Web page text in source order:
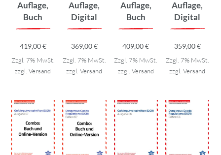
Auflage,
Buch
419,00€
Zzgl. 7% MwSt.
zzgl.Versand
Auflage,
Digital
369,00€
Zzgl. 7% MwSt.
zzgl.Versand
Auflage,
Buch
409,00€
Zzgl. 7% MwSt.
zzgl. Versand
Auflage,
Digital
359,00€
Zzgl. 7% MwSt.
zzgl.Versand